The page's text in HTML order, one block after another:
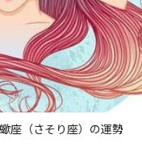
座（さそり座）の運勢